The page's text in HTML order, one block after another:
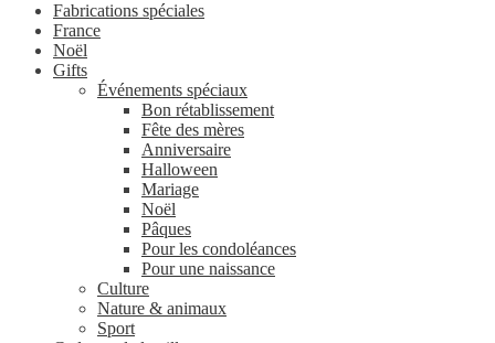
Fabrications spéciales
France
Noël
Gifts
Événements spéciaux
Bon rétablissement
Fête des mères
Anniversaire
Halloween
Mariage
Noël
Pâques
Pour les condoléances
Pour une naissance
Culture
Nature & animaux
Sport